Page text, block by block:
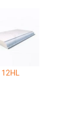
12HL